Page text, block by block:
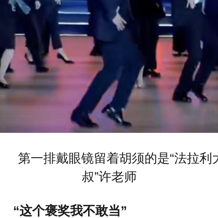
第一排戴眼镜留着胡须的是“法拉利
叔”许老师
“这个褒奖我不敢当”